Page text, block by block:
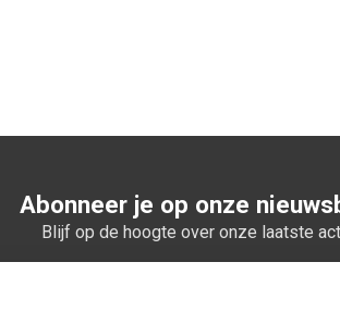
Abonneer je op onze
Blijf op de hoogte over onze laatste